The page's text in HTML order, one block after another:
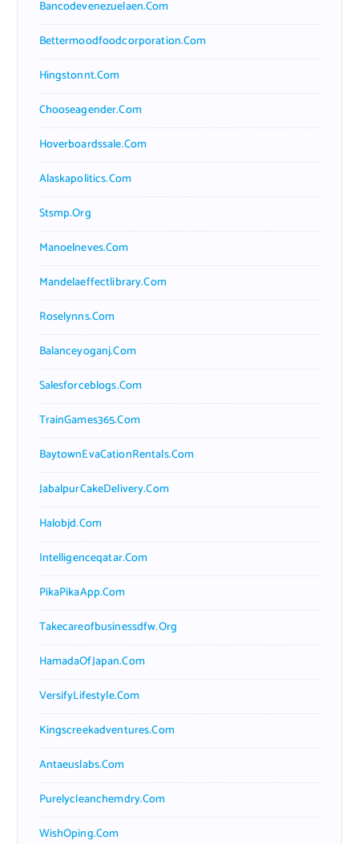
Bancodevenezuelaen.com
Bettermoodfoodcorporation.com
Hingstonnt.com
Chooseagender.com
Hoverboardssale.com
Alaskapolitics.com
Stsmp.org
Manoelneves.com
Mandelaeffectlibrary.com
Roselynns.com
Balanceyoganj.com
Salesforceblogs.com
TrainGames365.com
BaytownEvaCationRentals.com
JabalpurCakeDelivery.com
Halobjd.com
Intelligenceqatar.com
PikaPikaApp.com
Takecareofbusinessdfw.org
HamadaOfJapan.com
VersifyLifestyle.com
Kingscreekadventures.com
Antaeuslabs.com
Purelycleanchemdry.com
WishOping.com